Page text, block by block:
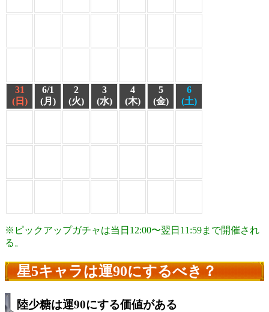
31
(日)
6/1
(月)
2
(火)
3
(水)
4
(木)
5
(金)
6
(土)
※ピックアップガチャは当日12:00〜翌日11:59まで開催され
る。
星5キャラは運90にするべき？
陸少糖は運90にする価値がある